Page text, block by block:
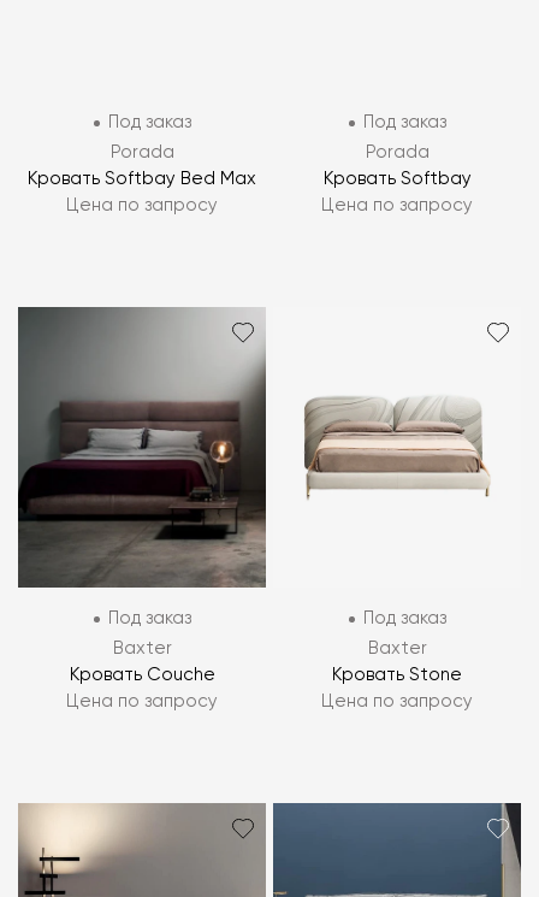
Под заказ
Porada
Кровать Softbay Bed Max
Цена по запросу
Под заказ
Porada
Кровать Softbay
Цена по запросу
Под заказ
Baxter
Кровать Couche
Цена по запросу
Под заказ
Baxter
Кровать Stone
Цена по запросу